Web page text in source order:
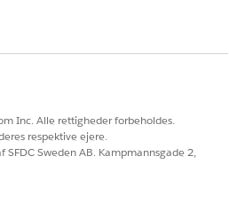
Inc. Alle rettigheder forbeholdes.
respektive ejere.
Sweden AB. Kampmannsgade 2,